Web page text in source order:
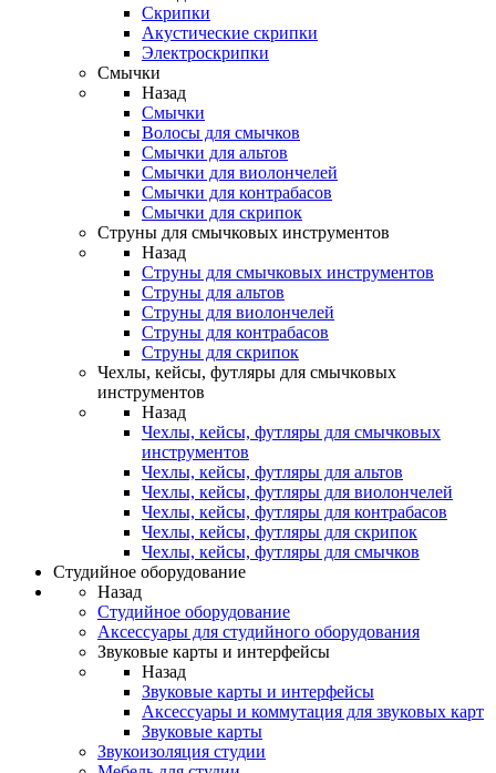
Скрипки
Акустические скрипки
Электроскрипки
Смычки
Назад
Смычки
Волосы для смычков
Смычки для альтов
Смычки для виолончелей
Смычки для контрабасов
Смычки для скрипок
Струны для смычковых инструментов
Назад
Струны для смычковых инструментов
Струны для альтов
Струны для виолончелей
Струны для контрабасов
Струны для скрипок
Чехлы, кейсы, футляры для смычковых
инструментов
Назад
Чехлы, кейсы, футляры для смычковых
инструментов
Чехлы, кейсы, футляры для альтов
Чехлы, кейсы, футляры для виолончелей
Чехлы, кейсы, футляры для контрабасов
Чехлы, кейсы, футляры для скрипок
Чехлы, кейсы, футляры для смычков
Студийное оборудование
Назад
Студийное оборудование
Аксессуары для студийного оборудования
Звуковые карты и интерфейсы
Назад
Звуковые карты и интерфейсы
Аксессуары и коммутация для звуковых карт
Звуковые карты
Звукоизоляция студии